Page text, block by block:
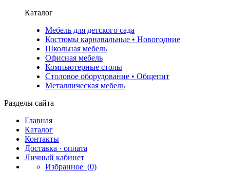
Каталог
Мебель для детского сада
Костюмы карнавальные • Новогодние
Школьная мебель
Офисная мебель
Компьютерные столы
Столовое оборудование • Общепит
Металлическая мебель
Разделы сайта
Главная
Каталог
Контакты
Доставка · оплата
Личный кабинет
Избранное (0)